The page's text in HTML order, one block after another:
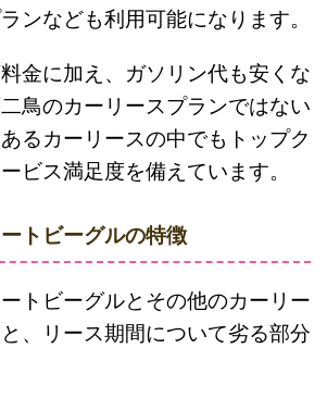
ンなども利用可能になります。
金に加え、ガソリン代も安くな
鳥のカーリースプランではない
るカーリースの中でもトップク
ビス満足度を備えています。
トビーグルの特徴
トビーグルとその他のカーリー
、リース期間について劣る部分